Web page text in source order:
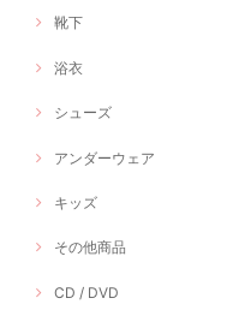
靴下
浴衣
シューズ
アンダーウェア
キッズ
その他商品
CD / DVD